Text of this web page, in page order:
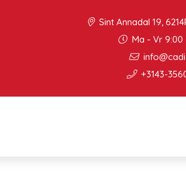
Sint Annadal 19,
Ma - Vr 9:00
+3143-